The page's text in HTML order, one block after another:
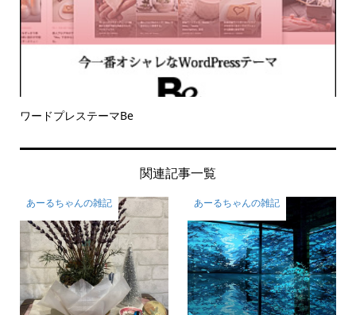
ワードプレステーマBe
関連記事一覧
あーるちゃんの雑記 あーるちゃんの雑記